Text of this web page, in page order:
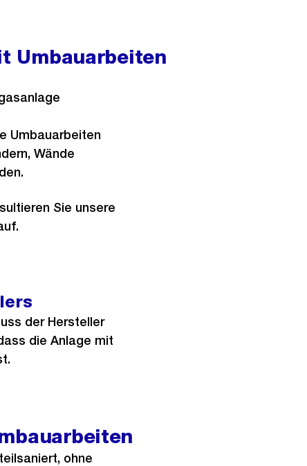
Umbauarbeiten
Umbauarbeiten
Wände
Sie unsere
der Hersteller
die Anlage mit
ohne